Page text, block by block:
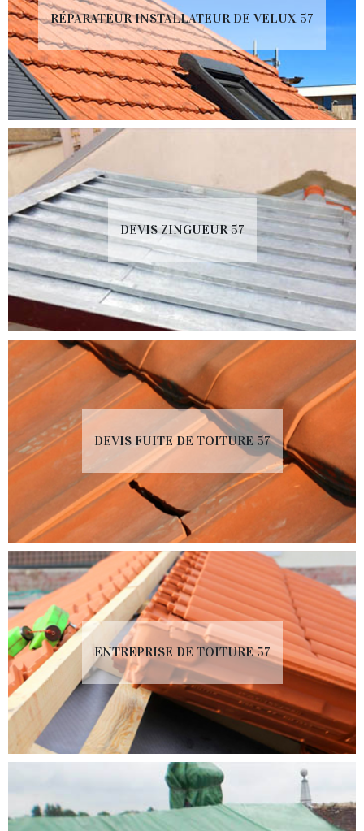
RÉPARATEUR INSTALLATEUR DE VELUX 57
DEVIS ZINGUEUR 57
DEVIS FUITE DE TOITURE 57
ENTREPRISE DE TOITURE 57